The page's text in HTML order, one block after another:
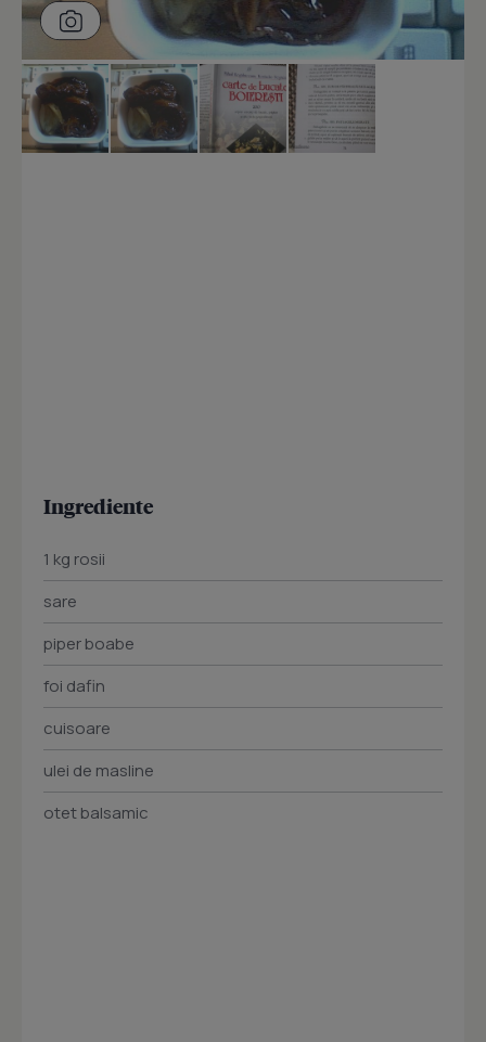
Ingrediente
1 kg rosii
sare
piper boabe
foi dafin
cuisoare
ulei de masline
otet balsamic